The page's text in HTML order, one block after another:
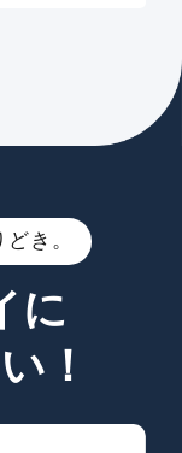
き。
に
！